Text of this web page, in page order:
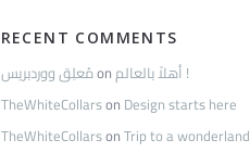
RECENT COMMENTS
مُعلِق ووردبريسon
أهلاً بالعالم !
TheWhiteCollarson Design starts here
TheWhiteCollarsonTrip to a wonderland